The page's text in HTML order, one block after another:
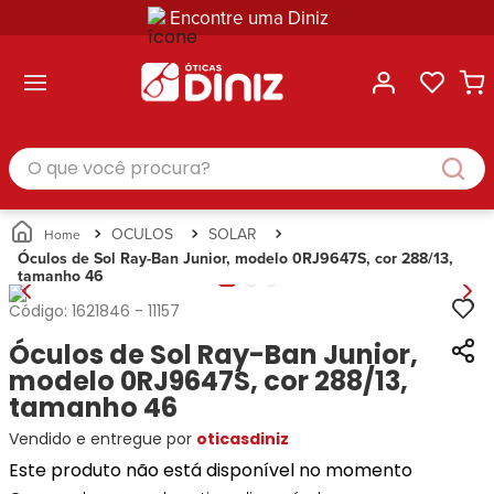
Encontre uma Diniz
Masculino
Feminino
Infantil
Unissex
Busque
Por
Marcas
Ana
Hickmann
Bulget
Miu-
Guess
Lacoste
Categorias
Masculino
Feminino
Infantil
Unissex
Busque
Por
Marcas
Ray-
Ban
Prada
Ana
Hickmann
Tecnol
Correntes
para
Óculos
Estojos
para
Óculos
Soluções
Cuidados
Busque
Ray-
Ban
Prada
Exchange
Tommy
Hilfiger
Ana
Hickmann
Guess
Speedo
Categoria
Armações
de Óculos
Óculos
de Sol
Corrente
para
Estojo
para
Óculos
Masculino
Feminino
O que você procura?
OCULOS
SOLAR
Óculos de Sol Ray-Ban Junior, modelo 0RJ9647S, cor 288/13,
tamanho 46
Código: 1621846 - 11157
Óculos de Sol Ray-Ban Junior,
modelo 0RJ9647S, cor 288/13,
tamanho 46
Vendido e entregue por oticasdiniz
Este produto não está disponível no momento